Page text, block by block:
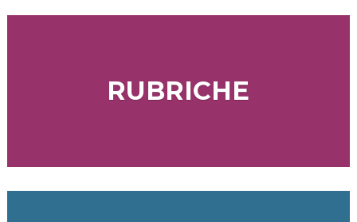
RUBRICHE